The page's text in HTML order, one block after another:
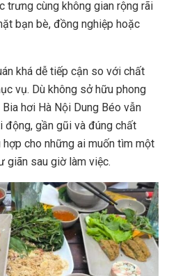
trưng cùng không gian rộng rãi
bạn bè, đồng nghiệp hoặc
khá dễ tiếp cận so với chất
vụ. Dù không sở hữu phong
hơi Hà Nội Dung Béo vẫn
động, gần gũi và đúng chất
hợp cho những ai muốn tìm một
giãn sau giờ làm việc.